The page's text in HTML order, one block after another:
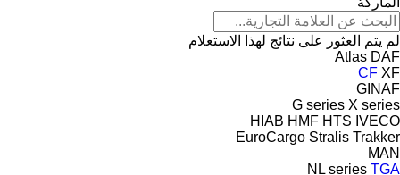
لم يتم العثور على نتائج لهذا الاستعلام
Atlas DAF
CF XF
GINAF
G series X series
HIAB HMF HTS IVECO
EuroCargo Stralis Trakker
MAN
NL series TGA